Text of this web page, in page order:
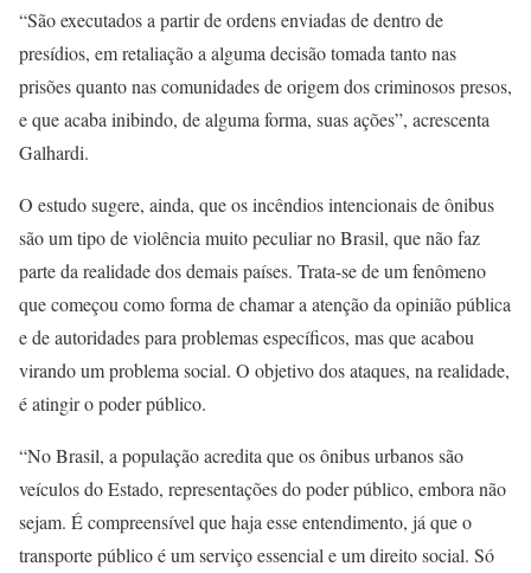
“São executados a partir de ordens enviadas de dentro de
presídios, em retaliação a alguma decisão tomada tanto nas
prisões quanto nas comunidades de origem dos criminosos presos,
e que acaba inibindo, de alguma forma, suas ações”, acrescenta
Galhardi.
O estudo sugere, ainda, que os incêndios intencionais de ônibus
são um tipo de violência muito peculiar no Brasil, que não faz
parte da realidade dos demais países. Trata-se de um fenômeno
que começou como forma de chamar a atenção da opinião pública
e de autoridades para problemas específicos, mas que acabou
virando um problema social. O objetivo dos ataques, na realidade,
é atingir o poder público.
“No Brasil, a população acredita que os ônibus urbanos são
veículos do Estado, representações do poder público, embora não
sejam. É compreensível que haja esse entendimento, já que o
transporte público é um serviço essencial e um direito social. Só